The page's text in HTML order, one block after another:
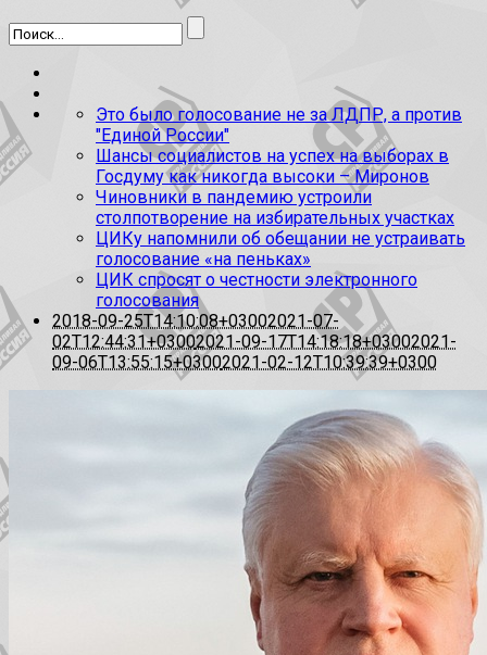
Это было голосование не за ЛДПР, а против
"Единой России"
Шансы социалистов на успех на выборах в
Госдуму как никогда высоки – Миронов
Чиновники в пандемию устроили
столпотворение на избирательных участках
ЦИКу напомнили об обещании не устраивать
голосование «на пеньках»
ЦИК спросят о честности электронного
голосования
2018-09-25T14:10:08+03002021-07-
02T12:44:31+03002021-09-17T14:18:18+03002021-
09-06T13:55:15+03002021-02-12T10:39:39+0300